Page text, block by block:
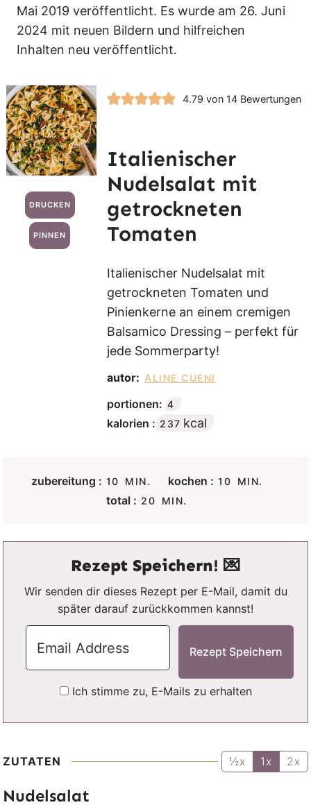
Mai 2019 veröffentlicht. Es wurde am 26. Juni
2024 mit neuen Bildern und hilfreichen
Inhalten neu veröffentlicht.
DRUCKEN
PINNEN
4.79 von 14 Bewertungen
Italienischer
Nudelsalat mit
getrockneten
Tomaten
Italienischer Nudelsalat mit
getrockneten Tomaten und
Pinienkerne an einem cremigen
Balsamico Dressing – perfekt für
jede Sommerparty!
autor: ALINE CUENI
portionen: 4
kalorien : 237 kcal
zubereitung : 10 M
N
T
N
MIN. kochen : 10 M
T
N
MIN.
total : 20 M
U
E
N
MIN.
Rezept Speichern! 💌
Wir senden dir dieses Rezept per E-Mail, damit du
später darauf zurückkommen kannst!
Ich stimme zu, E-Mails zu erhalten
ZUTATEN ½x 1x 2x
Nudelsalat